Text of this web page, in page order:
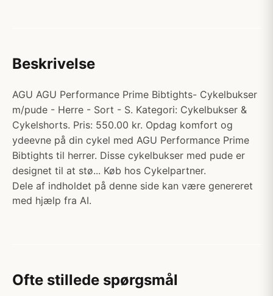
Beskrivelse
AGU AGU Performance Prime Bibtights- Cykelbukser
m/pude - Herre - Sort - S. Kategori: Cykelbukser &
Cykelshorts. Pris: 550.00 kr. Opdag komfort og
ydeevne på din cykel med AGU Performance Prime
Bibtights til herrer. Disse cykelbukser med pude er
designet til at stø... Køb hos Cykelpartner.
Dele af indholdet på denne side kan være genereret
med hjælp fra AI.
Ofte stillede spørgsmål